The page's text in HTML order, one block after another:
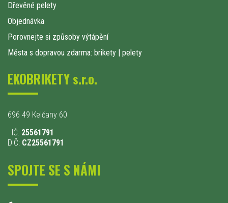
Dřevěné pelety
Objednávka
Porovnejte si způsoby výtápění
Města s dopravou zdarma: brikety | pelety
EKOBRIKETY s.r.o.
696 49 Kelčany 60
IČ: 25561791
DIČ: CZ25561791
SPOJTE SE S NÁMI